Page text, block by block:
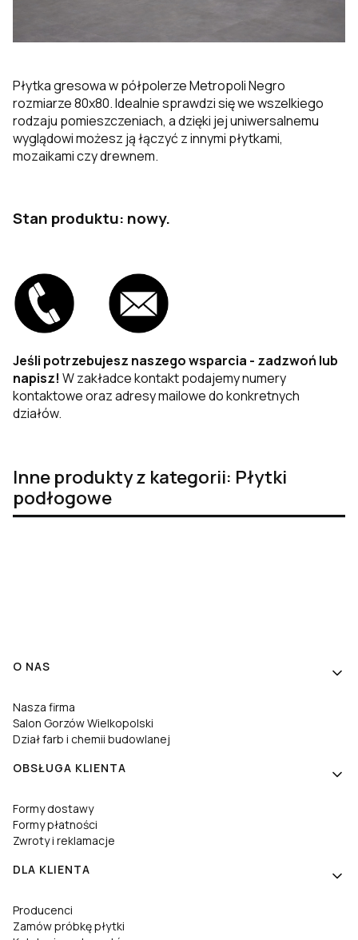
Płytka gresowa w półpolerze Metropoli Negro
rozmiarze 80x80. Idealnie sprawdzi się we wszelkiego
rodzaju pomieszczeniach, a dzięki jej uniwersalnemu
wyglądowi możesz ją łączyć z innymi płytkami,
mozaikami czy drewnem.
Stan produktu: nowy.
Jeśli potrzebujesz naszego wsparcia - zadzwoń lub
napisz! W zakładce kontakt podajemy numery
kontaktowe oraz adresy mailowe do konkretnych
działów.
Inne produkty z kategorii: Płytki
podłogowe
Linki w stopce
O NAS
Nasza firma
Salon Gorzów Wielkopolski
Dział farb i chemii budowlanej
OBSŁUGA KLIENTA
Formy dostawy
Formy płatności
Zwroty i reklamacje
DLA KLIENTA
Producenci
Zamów próbkę płytki